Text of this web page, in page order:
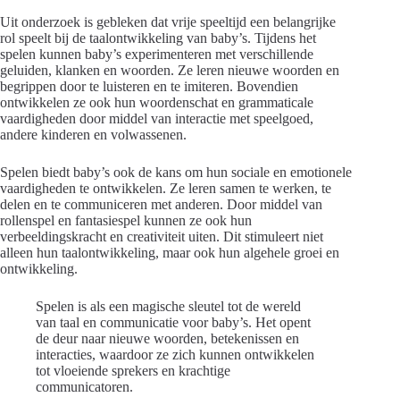
Uit onderzoek is gebleken dat vrije speeltijd een belangrijke
rol speelt bij de taalontwikkeling van baby’s. Tijdens het
spelen kunnen baby’s experimenteren met verschillende
geluiden, klanken en woorden. Ze leren nieuwe woorden en
begrippen door te luisteren en te imiteren. Bovendien
ontwikkelen ze ook hun woordenschat en grammaticale
vaardigheden door middel van interactie met speelgoed,
andere kinderen en volwassenen.
Spelen biedt baby’s ook de kans om hun sociale en emotionele
vaardigheden te ontwikkelen. Ze leren samen te werken, te
delen en te communiceren met anderen. Door middel van
rollenspel en fantasiespel kunnen ze ook hun
verbeeldingskracht en creativiteit uiten. Dit stimuleert niet
alleen hun taalontwikkeling, maar ook hun algehele groei en
ontwikkeling.
Spelen is als een magische sleutel tot de wereld
van taal en communicatie voor baby’s. Het opent
de deur naar nieuwe woorden, betekenissen en
interacties, waardoor ze zich kunnen ontwikkelen
tot vloeiende sprekers en krachtige
communicatoren.